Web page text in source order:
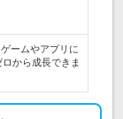
ームやアプリに
から成長できま